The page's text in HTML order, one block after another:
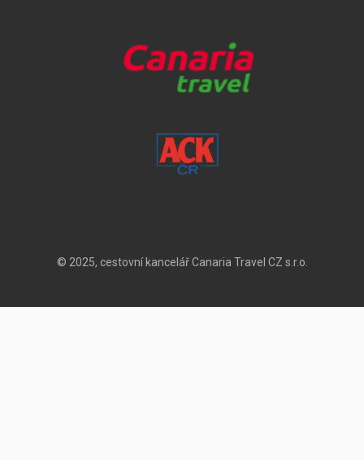
© 2025, cestovní kancelář Canaria Travel CZ s.r.o.